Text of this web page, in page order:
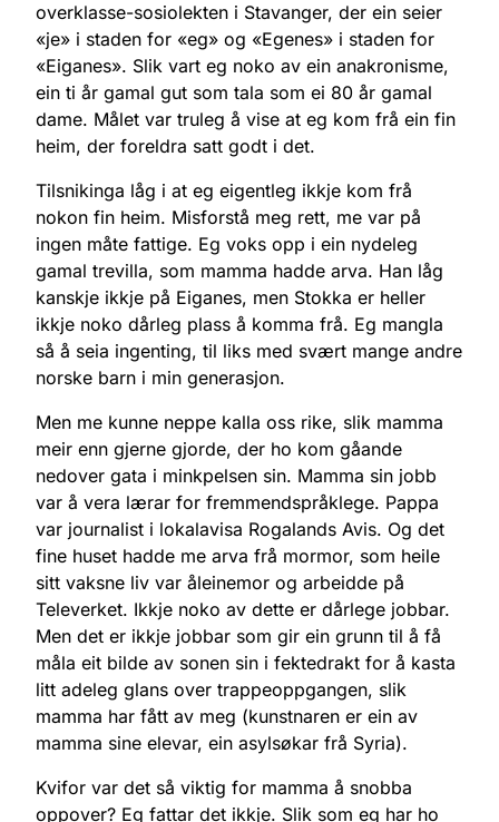
overklasse-sosiolekten i Stavanger, der ein seier
«je» i staden for «eg» og «Egenes» i staden for
«Eiganes». Slik vart eg noko av ein anakronisme,
ein ti år gamal gut som tala som ei 80 år gamal
dame. Målet var truleg å vise at eg kom frå ein fin
heim, der foreldra satt godt i det.
Tilsnikinga låg i at eg eigentleg ikkje kom frå
nokon fin heim. Misforstå meg rett, me var på
ingen måte fattige. Eg voks opp i ein nydeleg
gamal trevilla, som mamma hadde arva. Han låg
kanskje ikkje på Eiganes, men Stokka er heller
ikkje noko dårleg plass å komma frå. Eg mangla
så å seia ingenting, til liks med svært mange andre
norske barn i min generasjon.
Men me kunne neppe kalla oss rike, slik mamma
meir enn gjerne gjorde, der ho kom gåande
nedover gata i minkpelsen sin. Mamma sin jobb
var å vera lærar for fremmendspråklege. Pappa
var journalist i lokalavisa Rogalands Avis. Og det
fine huset hadde me arva frå mormor, som heile
sitt vaksne liv var åleinemor og arbeidde på
Televerket. Ikkje noko av dette er dårlege jobbar.
Men det er ikkje jobbar som gir ein grunn til å få
måla eit bilde av sonen sin i fektedrakt for å kasta
litt adeleg glans over trappeoppgangen, slik
mamma har fått av meg (kunstnaren er ein av
mamma sine elevar, ein asylsøkar frå Syria).
Kvifor var det så viktig for mamma å snobba
oppover? Eg fattar det ikkje. Slik som eg har ho